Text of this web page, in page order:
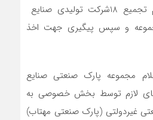
شهرکهای صنعتی بر لزوم تجمیع 18شرکت تولیدی صنایع
و سپس پیگیری جهت اخذ
مجموعه پارک صنعتی صنایع
لازم توسط بخش خصوصی به
غیردولتی (پارک صنعتی مهتاب)